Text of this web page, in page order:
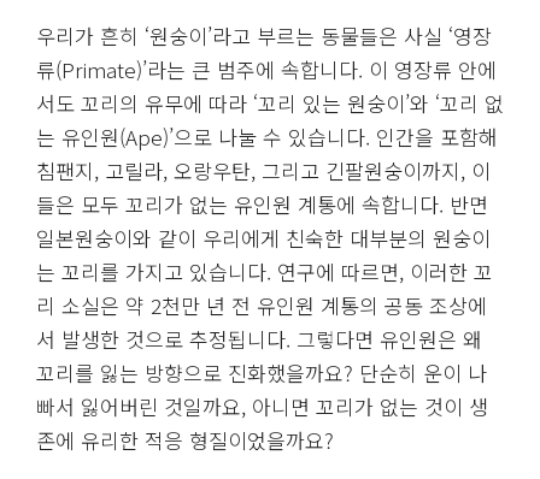
우리가 흔히 ‘원숭이’라고 부르는 동물들은 사실 ‘영장
류(Primate)’라는 큰 범주에 속합니다. 이 영장류 안에
서도 꼬리의 유무에 따라 ‘꼬리 있는 원숭이’와 ‘꼬리 없
는 유인원(Ape)’으로 나눌 수 있습니다. 인간을 포함해
침팬지, 고릴라, 오랑우탄, 그리고 긴팔원숭이까지, 이
들은 모두 꼬리가 없는 유인원 계통에 속합니다. 반면
일본원숭이와 같이 우리에게 친숙한 대부분의 원숭이
는 꼬리를 가지고 있습니다. 연구에 따르면, 이러한 꼬
리 소실은 약 2천만 년 전 유인원 계통의 공동 조상에
서 발생한 것으로 추정됩니다. 그렇다면 유인원은 왜
꼬리를 잃는 방향으로 진화했을까요? 단순히 운이 나
빠서 잃어버린 것일까요, 아니면 꼬리가 없는 것이 생
존에 유리한 적응 형질이었을까요?